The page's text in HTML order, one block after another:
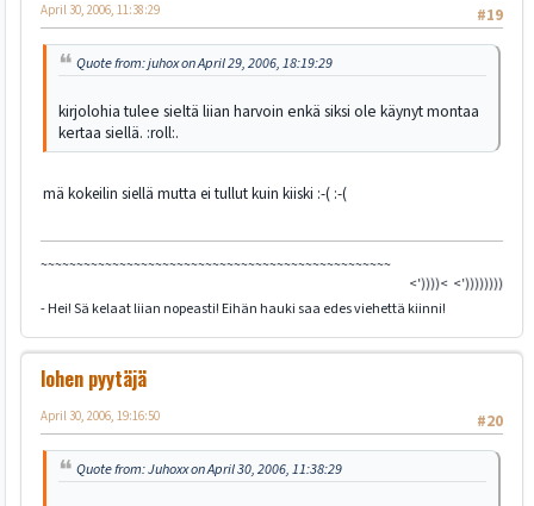
#19
April 30, 2006, 11:38:29
Quote from: juhox on April 29, 2006, 18:19:29
kirjolohia tulee sieltä liian harvoin enkä siksi ole käynyt montaa
kertaa siellä. :roll:.
mä kokeilin siellä mutta ei tullut kuin kiiski :-( :-(
~~~~~~~~~~~~~~~~~~~~~~~~~~~~~~~~~~~~~~~~~~~~~~~~~
<'))))< <'))))))))))))))><
- Hei! Sä kelaat liian nopeasti! Eihän hauki saa edes viehettä kiinni!
lohen pyytäjä
#20
April 30, 2006, 19:16:50
Quote from: Juhoxx on April 30, 2006, 11:38:29